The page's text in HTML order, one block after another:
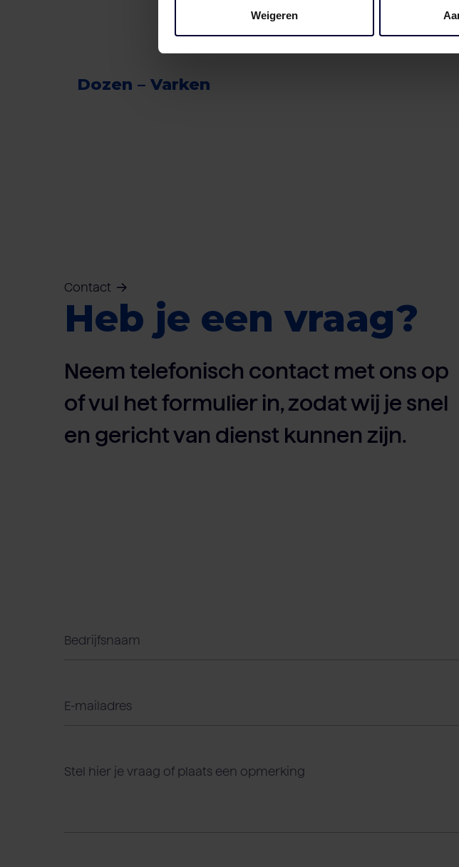
Weigeren
Dozen – Varken
Contact
Heb je een vraag?
Neem telefonisch contact met ons op
of vul het formulier in, zodat wij je snel
en gericht van dienst kunnen zijn.